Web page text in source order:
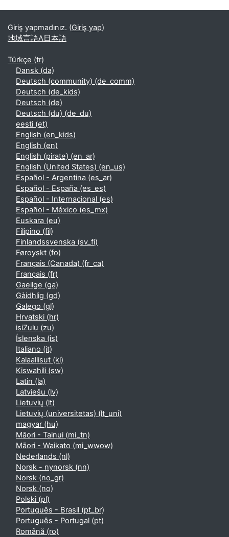
Tamamlayıcı bloklar
Giriş yapmadınız. (Giriş yap)
地域言語A日本語
Türkçe ‎(tr)‎
Dansk ‎(da)‎
Deutsch (community) ‎(de_comm)‎
Deutsch ‎(de_kids)‎
Deutsch ‎(de)‎
Deutsch (du) ‎(de_du)‎
eesti ‎(et)‎
English ‎(en_kids)‎
English ‎(en)‎
English (pirate) ‎(en_ar)‎
English (United States) ‎(en_us)‎
Español - Argentina ‎(es_ar)‎
Español - España ‎(es_es)‎
Español - Internacional ‎(es)‎
Español - México ‎(es_mx)‎
Euskara ‎(eu)‎
Filipino ‎(fil)‎
Finlandssvenska ‎(sv_fi)‎
Føroyskt ‎(fo)‎
Français (Canada) ‎(fr_ca)‎
Français ‎(fr)‎
Gaeilge ‎(ga)‎
Gàidhlig ‎(gd)‎
Galego ‎(gl)‎
Hrvatski ‎(hr)‎
isiZulu ‎(zu)‎
Íslenska ‎(is)‎
Italiano ‎(it)‎
Kalaallisut ‎(kl)‎
Kiswahili ‎(sw)‎
Latin ‎(la)‎
Latviešu ‎(lv)‎
Lietuvių ‎(lt)‎
Lietuvių (universitetas) ‎(lt_uni)‎
magyar ‎(hu)‎
Māori - Tainui ‎(mi_tn)‎
Māori - Waikato ‎(mi_wwow)‎
Nederlands ‎(nl)‎
Norsk - nynorsk ‎(nn)‎
Norsk ‎(no_gr)‎
Norsk ‎(no)‎
Polski ‎(pl)‎
Português - Brasil ‎(pt_br)‎
Português - Portugal ‎(pt)‎
Română ‎(ro)‎